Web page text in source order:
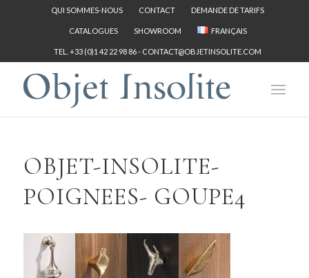
QUI SOMMES-NOUS CONTACT DEMANDE DE TARIFS
CATALOGUES SHOWROOM FRANÇAIS
TEL. +33 (0)1 42 22 98 86 - CONTACT@OBJETINSOLITE.COM
OBJET-INSOLITE-
POIGNEES- GOUPE4